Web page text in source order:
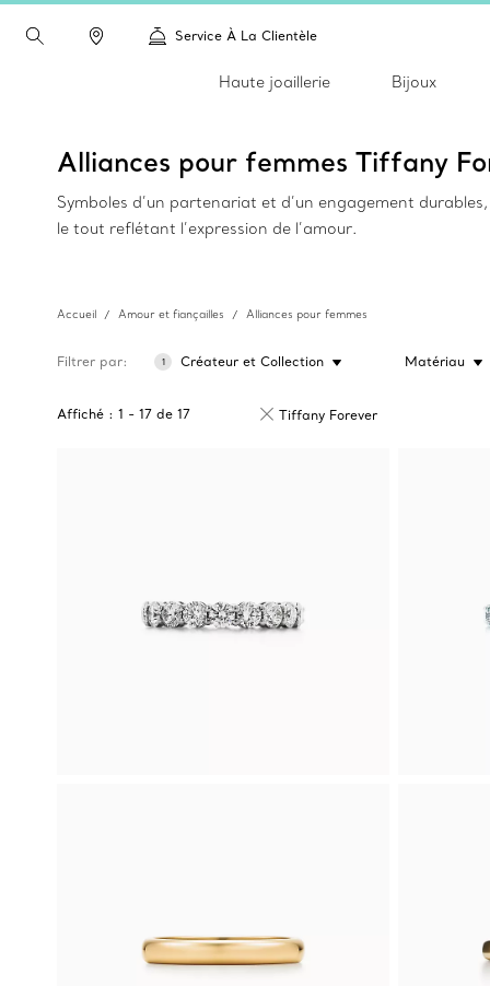
Service À La Clientèle
Haute joaillerie Bijoux
Alliances pour femmes Tiffany
Symboles d’un partenariat et d’un engagement
le tout reflétant l’expression de l’amour.
Accueil Amour et fiançailles Alliances pour femmes
Filtrer par 1 Créateur et Collection Matériau
Affiché : 1 - 17 de 17 Tiffany Forever